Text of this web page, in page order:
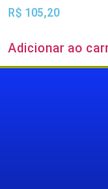
R$ 105,20
Adicionar ao